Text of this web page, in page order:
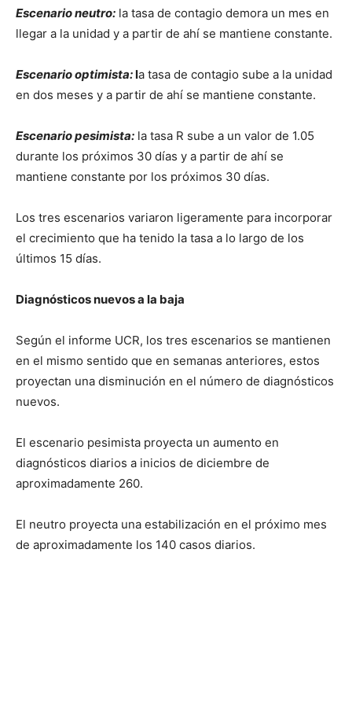
Escenario neutro: la tasa de contagio demora un mes en
llegar a la unidad y a partir de ahí se mantiene constante.
Escenario optimista:la tasa de contagio sube a la unidad
en dos meses y a partir de ahí se mantiene constante.
Escenario pesimista: la tasa R sube a un valor de 1.05
durante los próximos 30 días y a partir de ahí se
mantiene constante por los próximos 30 días.
Los tres escenarios variaron ligeramente para incorporar
el crecimiento que ha tenido la tasa a lo largo de los
últimos 15 días.
Diagnósticos nuevos a la baja
Según el informe UCR, los tres escenarios se mantienen
en el mismo sentido que en semanas anteriores, estos
proyectan una disminución en el número de diagnósticos
nuevos.
El escenario pesimista proyecta un aumento en
diagnósticos diarios a inicios de diciembre de
aproximadamente 260.
El neutro proyecta una estabilización en el próximo mes
de aproximadamente los 140 casos diarios.